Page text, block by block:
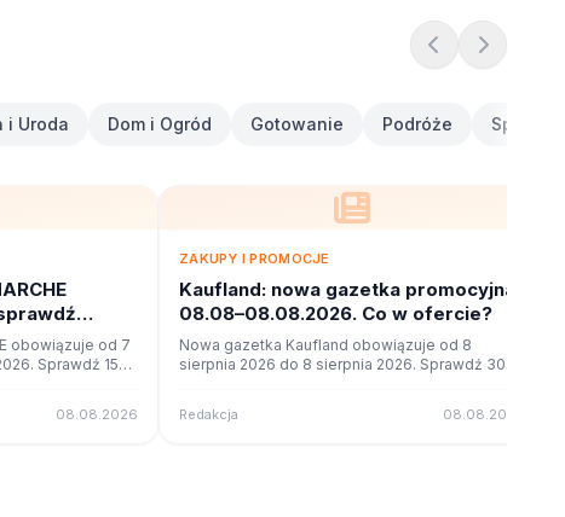
i Uroda Dom i Ogród Gotowanie Podróże Sport i
obowiązuje od 7
Sprawdź 15
08.08.2026
ZAKUPY I PROMOCJE
Kaufland: nowa gazetka promocyjna
08.08–08.08.2026. Co w ofercie?
Nowa gazetka Kaufland obowiązuje od 8
sierpnia 2026 do 8 sierpnia 2026. Sprawdź 30
Redakcja 08.08.2026